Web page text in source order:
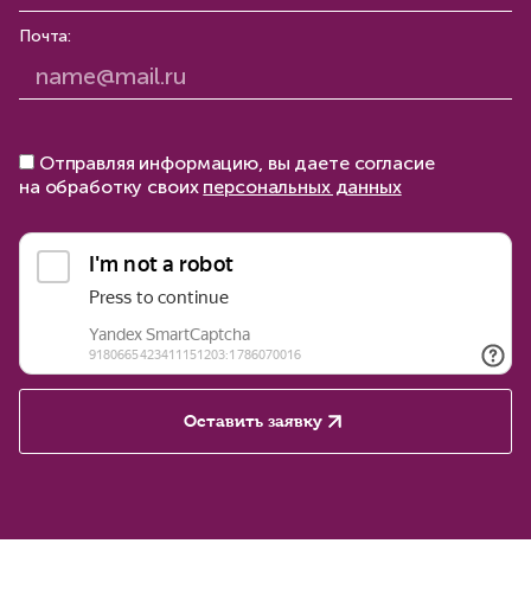
Почта:
Отправляя информацию, вы даете согласие
на обработку своих персональных данных
Оставить заявку